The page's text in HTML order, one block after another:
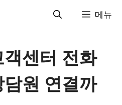
메뉴
센터 전화
원 연결까